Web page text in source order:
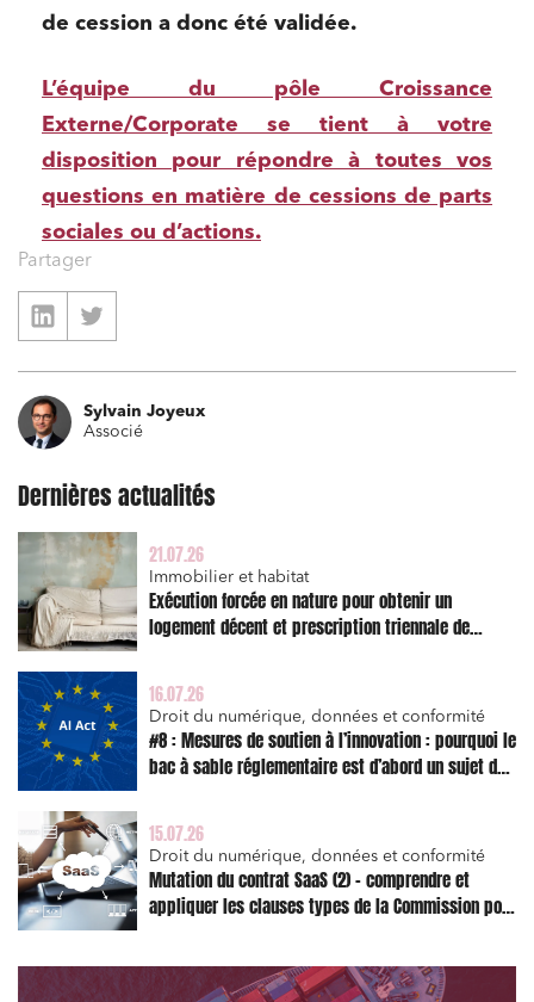
de cession a donc été validée.
L’équipe du pôle Croissance
Externe/Corporate se tient à votre
disposition pour répondre à toutes vos
questions en matière de cessions de parts
sociales ou d’actions.
Partager
Sylvain Joyeux
Associé
Dernières actualités
21.07.26
Immobilier et habitat
Exécution forcée en nature pour obtenir un
logement décent et prescription triennale de
16.07.26
Droit du numérique, données et conformité
#8 : Mesures de soutien à l’innovation : pourquoi le
bac à sable réglementaire est d’abord un sujet de
15.07.26
Droit du numérique, données et conformité
Mutation du contrat SaaS (2) – comprendre et
appliquer les clauses types de la Commission pour
Droit du numérique, données et conformité
Services publics et collectivités
Commande publique
Projets immobiliers
Environnement
Urbanisme et aménagement
Droit des sociétés et Fusions-Acquisitions